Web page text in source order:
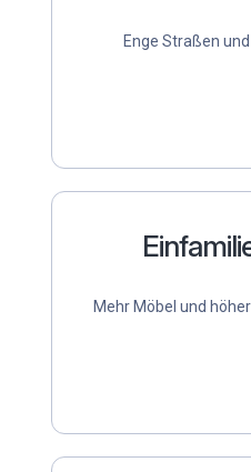
Enge Straßen
Mehr Möbel und